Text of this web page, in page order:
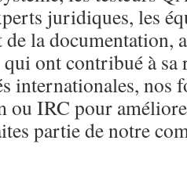
juridiques, les
la documentation,
qui ont contribué à
internationales, nos
ou IRC pour
partie de notre